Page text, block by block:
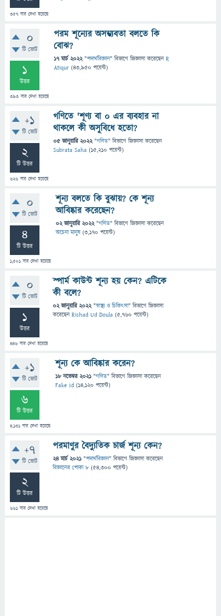
357 বার দেখা হয়েছে
0
টি ভোট
1
উত্তর
393 বার দেখা হয়েছে
পরম শূন্যের অসম্ভ্যবতা বলতে কি
বোঝ?
17 মার্চ 2022 "পদার্থবিজ্ঞান" বিভাগে জিজ্ঞাসাকরেছেনR
Atiqur (43,950 পয়েন্ট)
+1
টি ভোট
2
টি উত্তর
626 বার দেখা হয়েছে
গণিতে 'শূণ্য বা ০ এর ব্যবহার না
থাকলে কী অসুবিধে হতো?
05 জানুয়ারি 2022 "গণিত" বিভাগে জিজ্ঞাসাকরেছেন
Subrata Saha (15,210 পয়েন্ট)
0
টি ভোট
4
টি উত্তর
1,501 বার দেখা হয়েছে
শূন্য বলতে কি বুঝায়? কে শূন্য
আবিষ্কার করেছেন?
02 জানুয়ারি 2022 "গণিত" বিভাগে জিজ্ঞাসাকরেছেন
অচেনা মানুষ (3,170 পয়েন্ট)
0
টি ভোট
1
উত্তর
446 বার দেখা হয়েছে
স্পার্ম কাউন্ট শূন্য হয় কেন? এটিকে
কী বলে?
02 জানুয়ারি 2022 "স্বাস্থ্য ও চিকিৎসা" বিভাগে জিজ্ঞাসা
করেছেনRishad Ud Doula (5,760 পয়েন্ট)
+1
টি ভোট
6
টি উত্তর
4,131 বার দেখা হয়েছে
শূন্য কে আবিষ্কার করেন?
18 নভেম্বর 2021 "গণিত" বিভাগে জিজ্ঞাসাকরেছেন
Fake Id (14,120 পয়েন্ট)
+7
টি ভোট
2
টি উত্তর
661 বার দেখা হয়েছে
পরমাণুর বৈদ্যুতিক চার্জ শূন্য কেন?
24 মার্চ 2021 "পদার্থবিজ্ঞান" বিভাগে জিজ্ঞাসাকরেছেন
বিজ্ঞানের পোকা ৮ (54,300 পয়েন্ট)